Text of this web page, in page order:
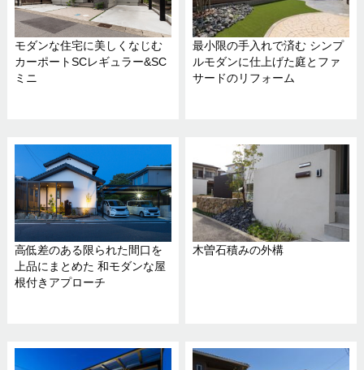
モダンな住宅に美しくなじむ
カーポートSCレギュラー&SC
ミニ
最小限の手入れで済む シンプ
ルモダンに仕上げた庭とファ
サードのリフォーム
高低差のある限られた間口を
上品にまとめた 和モダンな屋
根付きアプローチ
木曽石積みの外構